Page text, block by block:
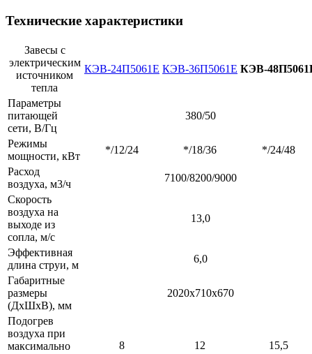
Технические характеристики
Завесы с
электрическим
источником
тепла
КЭВ-24П5061E КЭВ-36П5061E КЭВ-
Параметры
питающей
сети, В/Гц
380/50
Режимы
мощности, кВт
*/12/24 */18/36
*/24/48
Расход
воздуха, м3/ч
7100/8200/9000
Скорость
воздуха на
выходе из
сопла, м/с
13,0
Эффективная
длина струи, м
6,0
Габаритные
размеры
(ДхШхВ), мм
2020х710х670
Подогрев
воздуха при
максимально
8 12 15,5